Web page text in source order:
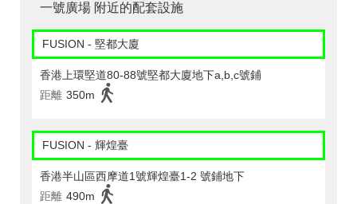
一號廣場 附近的配套設施
FUSION - 堅都大廈
香港上環堅道80-88號堅都大廈地下a,b,c號鋪
距離 350m
FUSION - 輝煌臺
香港半山區西摩道1號輝煌臺1-2 號鋪地下
距離 490m